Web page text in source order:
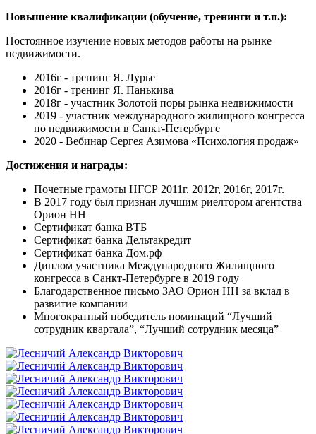
Повышение квалификации (обучение, тренинги и т.п.):
Постоянное изучение новых методов работы на рынке
недвижимости.
2016г - тренинг Я. Лурье
2016г - тренинг Я. Панькива
2018г - участник Золотой поры рынка недвижимости
2019 - участник международного жилищного конгресса
по недвижимости в Санкт-Петербурге
2020 - Вебинар Сергея Азимова «Психология продаж»
Достижения и награды:
Почетные грамоты НГСР 2011г, 2012г, 2016г, 2017г.
В 2017 году был признан лучшим риелтором агентства
Орион НН
Сертификат банка ВТБ
Сертификат банка Дельтакредит
Сертификат банка Дом.рф
Диплом участника Международного Жилищного
конгресса в Санкт-Петербурге в 2019 году
Благодарственное письмо ЗАО Орион НН за вклад в
развитие компании
Многократный победитель номинаций “Лучший
сотрудник квартала”, “Лучший сотрудник месяца”